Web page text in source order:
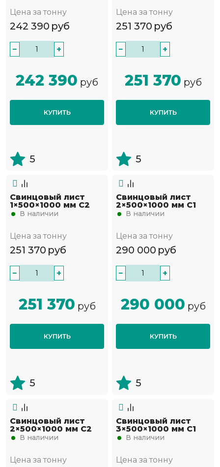
Цена за тонну
242 390 руб
− +
242 390 руб
КУПИТЬ
5
Цена за тонну
251 370 руб
− +
251 370 руб
КУПИТЬ
5
Свинцовый лист
1×500×1000 мм С2
В наличии
Цена за тонну
251 370 руб
− +
251 370 руб
КУПИТЬ
5
Свинцовый лист
2×500×1000 мм С1
В наличии
Цена за тонну
290 000 руб
− +
290 000 руб
КУПИТЬ
5
Свинцовый лист
2×500×1000 мм С2
В наличии
Цена за тонну
Свинцовый лист
3×500×1000 мм С1
В наличии
Цена за тонну